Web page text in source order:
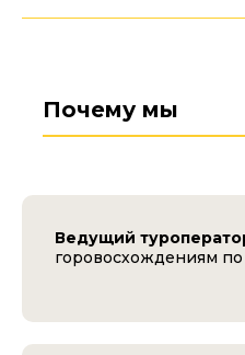
Почему мы
Ведущий
горовосхождениям